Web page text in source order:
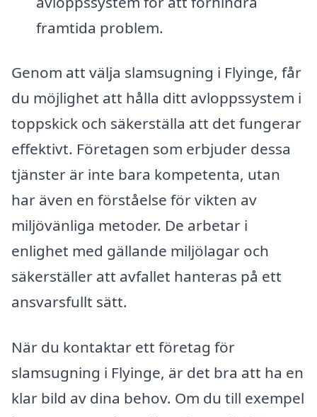
framtida problem.
Genom att välja slamsugning i Flyinge, får
du möjlighet att hålla ditt avloppssystem i
toppskick och säkerställa att det fungerar
effektivt. Företagen som erbjuder dessa
tjänster är inte bara kompetenta, utan
har även en förståelse för vikten av
miljövänliga metoder. De arbetar i
enlighet med gällande miljölagar och
säkerställer att avfallet hanteras på ett
ansvarsfullt sätt.
När du kontaktar ett företag för
slamsugning i Flyinge, är det bra att ha en
klar bild av dina behov. Om du till exempel